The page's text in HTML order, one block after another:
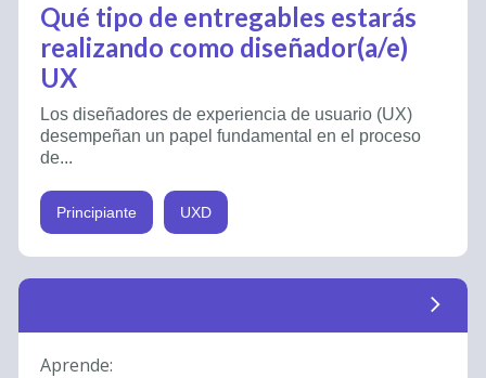
Qué tipo de entregables estarás
realizando como diseñador(a/e)
UX
Los diseñadores de experiencia de usuario (UX)
desempeñan un papel fundamental en el proceso
de...
Principiante UXD
arrow_forward_ios
Aprende: